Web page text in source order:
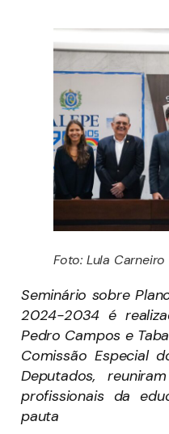
Foto: Lula Carneiro
Seminário sobre
2024-2034 é
Pedro Campos e
Comissão Especial
Deputados,
profissionais da
pauta